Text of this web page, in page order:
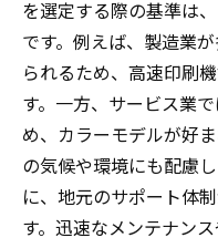
地元企業に支
コピー機本舗
経済的な選
奥州市の企業に最
地域のビジネ
コピー機選び
地元企業に最
を選定する際の基準は
です。例えば、製造業
られるため、高速印刷
す。一方、サービス業
め、カラーモデルが好
の気候や環境にも配慮
に、地元のサポート体
す。迅速なメンテナン